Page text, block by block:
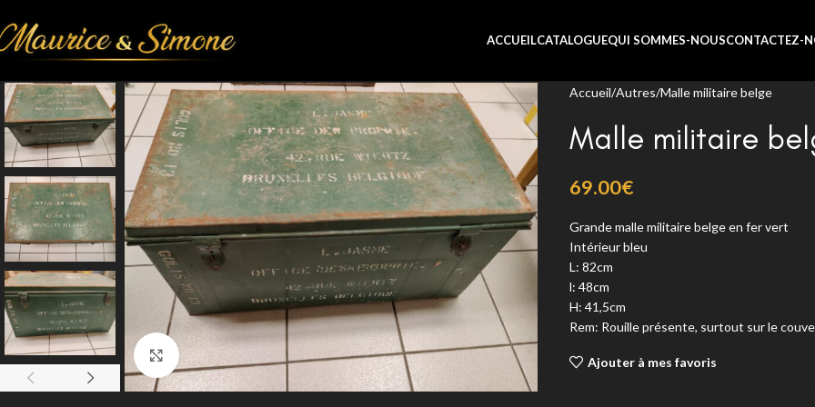
ACCUEILCATALOGUEQUI SOMMES-NOUSCONTACTEZ-
Agrandir
Accueil Autres Malle militaire belge
Malle militaire
69.00€
Grande malle militaire belge en fer vert
Intérieur bleu
L: 82cm
l: 48cm
H: 41,5cm
Rem: Rouille présente, surtout sur le
Ajouter à mes favoris